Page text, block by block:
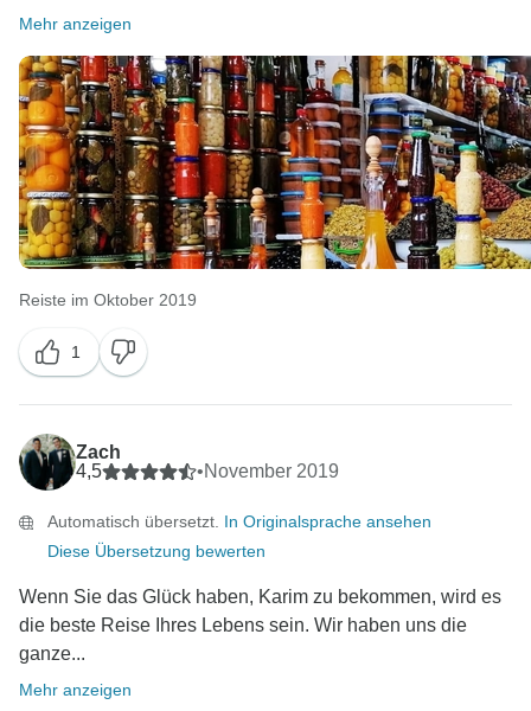
Mehr anzeigen
Reiste im Oktober 2019
1
Zach
4,5
•November 2019
Automatisch übersetzt. In Originalsprache ansehen
Diese Übersetzung bewerten
Wenn Sie das Glück haben, Karim zu bekommen, wird es
die beste Reise Ihres Lebens sein. Wir haben uns die
ganze...
Mehr anzeigen